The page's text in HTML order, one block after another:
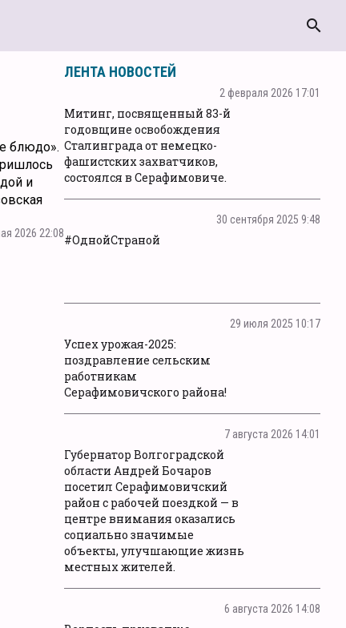
search
блюдо».
и
2026 22:08
ЛЕНТА НОВОСТЕЙ
2 февраля 2026 17:01
Митинг, посвященный 83-й
годовщине освобождения
Сталинграда от немецко-
фашистских захватчиков,
состоялся в Серафимовиче.
30 сентября 2025 9:48
#ОднойСтраной
29 июля 2025 10:17
Успех урожая-2025:
поздравление сельским
работникам
Серафимовичского района!
7 августа 2026 14:01
Губернатор Волгоградской
области Андрей Бочаров
посетил Серафимовичский
район с рабочей поездкой — в
центре внимания оказались
социально значимые
объекты, улучшающие жизнь
местных жителей.
6 августа 2026 14:08